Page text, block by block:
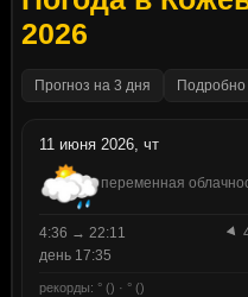
2026
Прогноз на 3 дня Подробно
11 июня 2026, чт
переменная
4:36 → 22:11
день 17:35
рекорды: ° () · ° ()